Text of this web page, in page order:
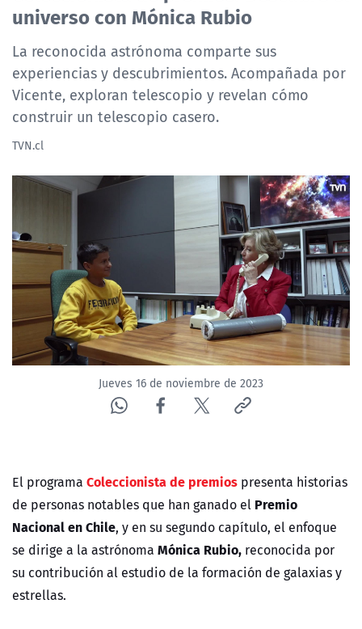
NTV
ACTUALIDAD Y TENDENCIAS
CORPORATIVO Y TRANSPARENCIA
CANAL DE DENUNCIAS
ÁREA DE PROYECTOS
universo con Mónica Rubio
La reconocida astrónoma comparte sus
experiencias y descubrimientos. Acompañada por
Vicente, exploran telescopio y revelan cómo
construir un telescopio casero.
TVN.cl
Jueves 16 de noviembre de 2023
El programa Coleccionista de premios presenta historias
de personas notables que han ganado el Premio
Nacional en Chile, y en su segundo capítulo, el enfoque
se dirige a la astrónoma Mónica Rubio, reconocida por
su contribución al estudio de la formación de galaxias y
estrellas.